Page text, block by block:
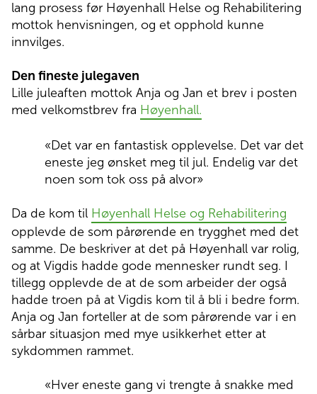
lang prosess før Høyenhall Helse og Rehabilitering
mottok henvisningen, og et opphold kunne
innvilges.
Den fineste julegaven
Lille juleaften mottok Anja og Jan et brev i posten
med velkomstbrev fra Høyenhall.
«Det var en fantastisk opplevelse. Det var det
eneste jeg ønsket meg til jul. Endelig var det
noen som tok oss på alvor»
Da de kom til Høyenhall Helse og Rehabilitering
opplevde de som pårørende en trygghet med det
samme. De beskriver at det på Høyenhall var rolig,
og at Vigdis hadde gode mennesker rundt seg. I
tillegg opplevde de at de som arbeider der også
hadde troen på at Vigdis kom til å bli i bedre form.
Anja og Jan forteller at de som pårørende var i en
sårbar situasjon med mye usikkerhet etter at
sykdommen rammet.
«Hver eneste gang vi trengte å snakke med